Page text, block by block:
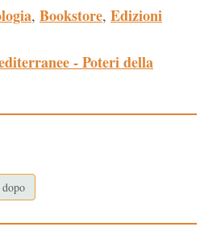
, Bookstore, Edizioni
- Poteri della